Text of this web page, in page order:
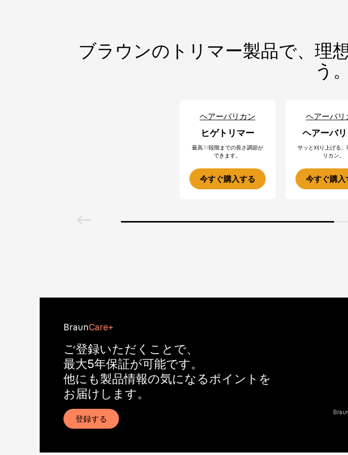
ブラウンのトリマー製品で、理
う。
ヘアーバリカン
ヒゲトリマー
最高39段階までの長さ調節が
できます。
今すぐ購入する
ヘアーバリ
ヘアーバ
サッと刈り上げる、
リカン。
今すぐ購入
BraunCare+
ご登録いただくことで、
最大5年保証が可能です。
他にも製品情報の気になるポイントを
お届けします。
登録する